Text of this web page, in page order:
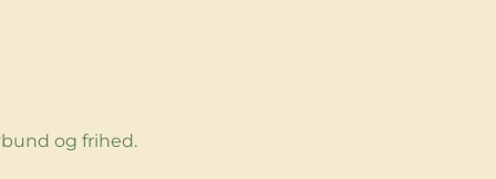
og frihed.